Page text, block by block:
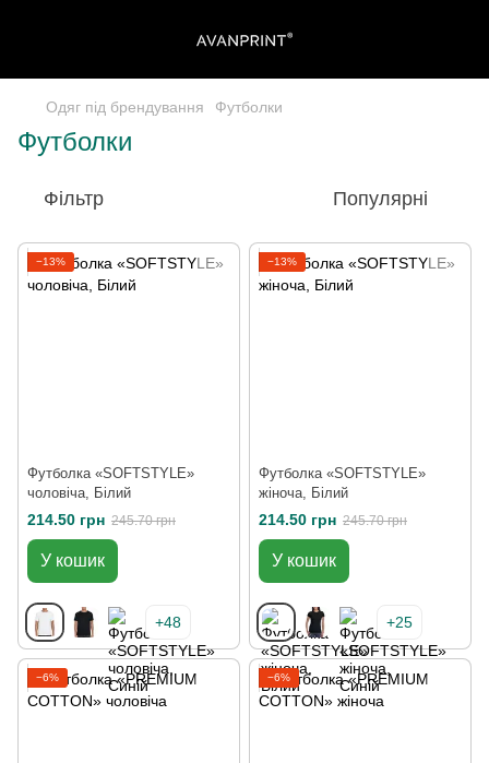
Одяг під брендування Футболки
Футболки
Фільтр Популярні
−13%
Футболка «SOFTSTYLE»
чоловіча, Білий
214.50 грн 245.70 грн
У кошик
+48
−13%
Футболка «SOFTSTYLE»
жіноча, Білий
214.50 грн 245.70 грн
У кошик
+25
−6% −6%